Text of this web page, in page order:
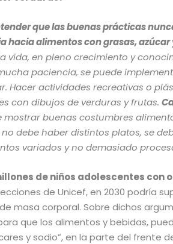
que las buenas prácticas
hacia alimentos con grasas, azúcar
en pleno crecimiento y
paciencia, se puede
Hacer actividades recreativas o
con dibujos de verduras y frutas.
mostrar buenas costumbres
debe haber distintos platos, se
variados y no demasiado
de niños adolescentes con
de Unicef, en 2030 podría
masa corporal. Sobre dichos
que los alimentos y bebidas,
y sodio”, en la parte del frente